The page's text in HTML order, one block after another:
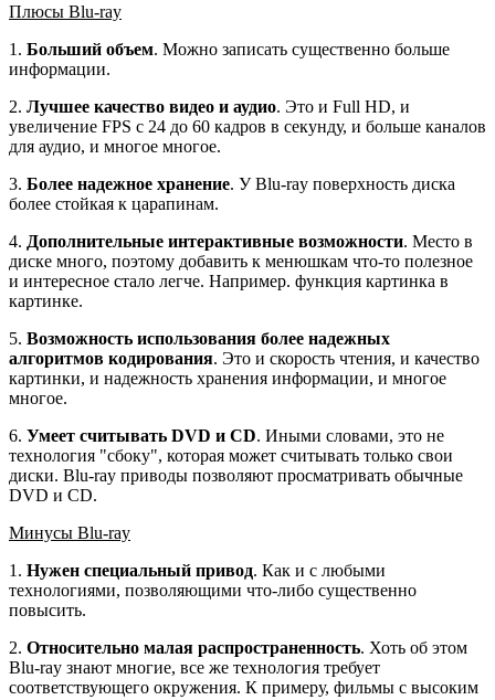
Плюсы Blu-ray
1. Больший объем. Можно записать существенно больше
информации.
2. Лучшее качество видео и аудио. Это и Full HD, и
увеличение FPS с 24 до 60 кадров в секунду, и больше каналов
для аудио, и многое многое.
3. Более надежное хранение. У Blu-ray поверхность диска
более стойкая к царапинам.
4. Дополнительные интерактивные возможности. Место в
диске много, поэтому добавить к менюшкам что-то полезное
и интересное стало легче. Например. функция картинка в
картинке.
5. Возможность использования более надежных
алгоритмов кодирования. Это и скорость чтения, и качество
картинки, и надежность хранения информации, и многое
многое.
6. Умеет считывать DVD и CD. Иными словами, это не
технология "сбоку", которая может считывать только свои
диски. Blu-ray приводы позволяют просматривать обычные
DVD и CD.
Минусы Blu-ray
1. Нужен специальный привод. Как и с любыми
технологиями, позволяющими что-либо существенно
повысить.
2. Относительно малая распространенность. Хоть об этом
Blu-ray знают многие, все же технология требует
соответствующего окружения. К примеру, фильмы с высоким